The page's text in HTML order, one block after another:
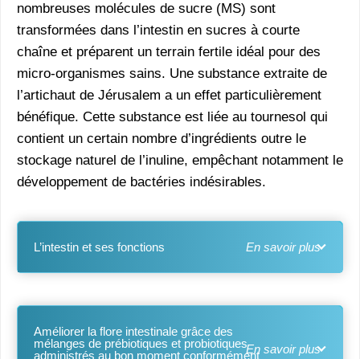
nombreuses molécules de sucre (MS) sont
transformées dans l’intestin en sucres à courte
chaîne et préparent un terrain fertile idéal pour des
micro-organismes sains. Une substance extraite de
l’artichaut de Jérusalem a un effet particulièrement
bénéfique. Cette substance est liée au tournesol qui
contient un certain nombre d’ingrédients outre le
stockage naturel de l’inuline, empêchant notamment le
développement de bactéries indésirables.
L’intestin et ses fonctions
Améliorer la flore intestinale grâce des
mélanges de prébiotiques et probiotiques
administrés au bon moment conformément